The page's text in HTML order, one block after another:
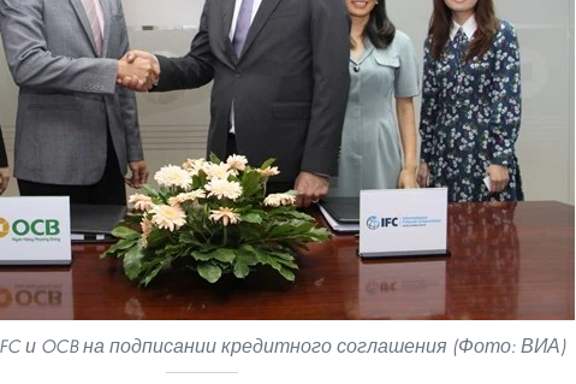
и OCB на подписании кредитного соглашения (Фото: ВИА)